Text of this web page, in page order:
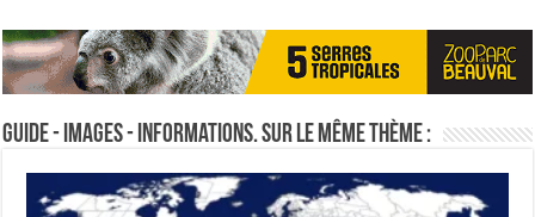
Guide - Images - Informations. Sur le même thème :